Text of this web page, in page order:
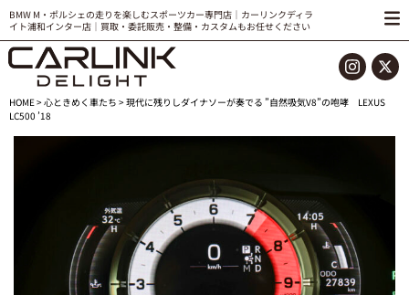
BMW M・ポルシェの走りを楽しむスポーツカー専門店｜カーリンクディラ
イト浦和インター店｜買取・委託販売・整備・カスタムもお任せください
HOME>心ときめく車たち > 現代に残りしダイナソーが奏でる ”自然吸気V8”の咆哮 LEXUS
LC500 ’18